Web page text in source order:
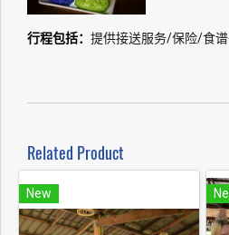
行程包括： 提供接送服务/保险/食
Related Product
New